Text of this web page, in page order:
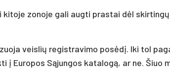
kitoje zonoje gali augti prastai dėl skirtingų
veislių registravimo posėdį. Iki tol
Europos Sąjungos katalogą, ar ne. Šiuo